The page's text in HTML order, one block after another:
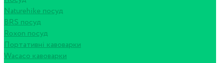
Naturehike посуд
BRS посуд
Roxon посуд
Портативні кавоварки
Wacaco кавоварки